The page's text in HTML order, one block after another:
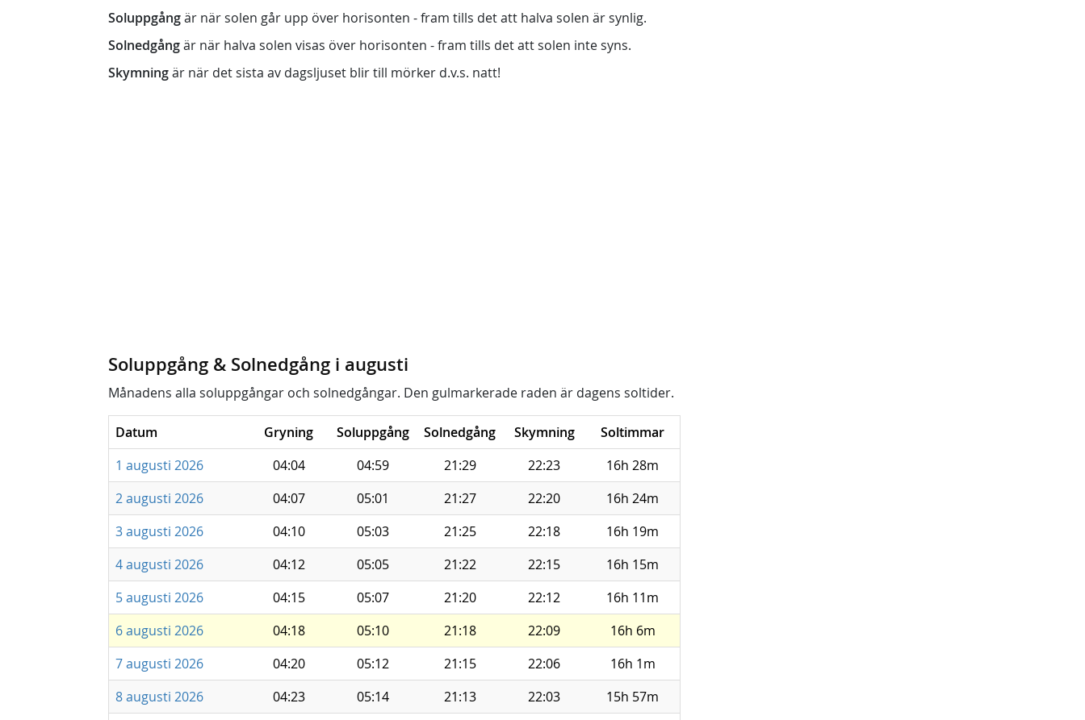
Soluppgångär när solen går upp över horisonten - fram tills det att halva solen är synlig.
Solnedgångär när halva solen visas över horisonten - fram tills det att solen inte syns.
Skymningär när det sista av dagsljuset blir till mörker d.v.s. natt!
Soluppgång & Solnedgång i augusti
Månadens alla soluppgångar och solnedgångar. Den gulmarkerade raden är dagens soltider.
Datum Gryning Soluppgång Solnedgång Skymning
Soltimmar
1 augusti 2026
04:04 04:59 21:29 22:23
16h 28m
2 augusti 2026
04:07 05:01 21:27 22:20
16h 24m
3 augusti 2026
04:10 05:03 21:25 22:18
16h 19m
4 augusti 2026
04:12 05:05 21:22 22:15
16h 15m
5 augusti 2026
04:15 05:07 21:20 22:12
16h 11m
6 augusti 2026
04:18 05:10 21:18 22:09
16h 6m
7 augusti 2026
04:20 05:12 21:15 22:06
16h 1m
8 augusti 2026
04:23 05:14 21:13 22:03
15h 57m